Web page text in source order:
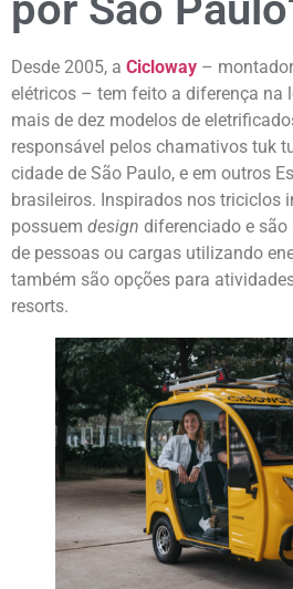
Desde 2005, a Cicloway –
elétricos – tem feito a diferença na
mais de dez modelos de
responsável pelos chamativos tuk
cidade de São Paulo, e em outros
brasileiros. Inspirados nos triciclos
possuem design diferenciado e
de pessoas ou cargas utilizando
também são opções para
resorts.